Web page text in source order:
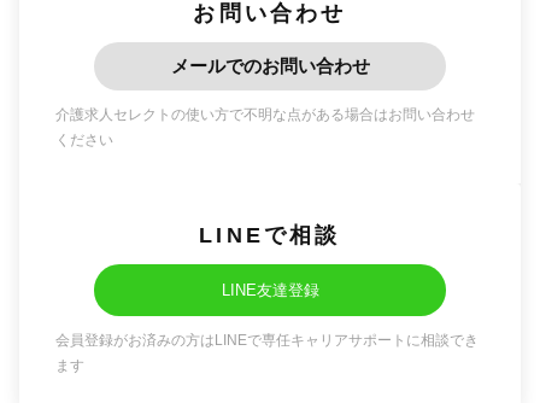
お問い合わせ
メールでのお問い合わせ
介護求人セレクトの使い方で不明な点がある場合はお問い合わせ
ください
LINEで相談
LINE友達登録
会員登録がお済みの方はLINEで専任キャリアサポートに相談でき
ます